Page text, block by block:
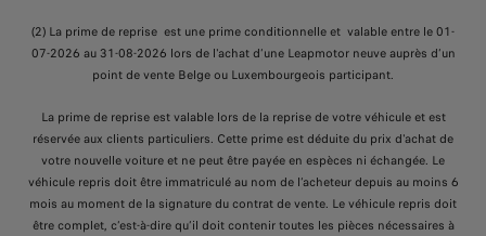
(2) La prime de reprise est une prime conditionnelle et valable entre le 01-
07-2026 au 31-08-2026 lors de l'achat d’une Leapmotor neuve auprès d’un
point de vente Belge ou Luxembourgeois participant.
La prime de reprise est valable lors de la reprise de votre véhicule et est
réservée aux clients particuliers. Cette prime est déduite du prix d'achat de
votre nouvelle voiture et ne peut être payée en espèces ni échangée. Le
véhicule repris doit être immatriculé au nom de l’acheteur depuis au moins 6
mois au moment de la signature du contrat de vente. Le véhicule repris doit
être complet, c’est-à-dire qu’il doit contenir toutes les pièces nécessaires à